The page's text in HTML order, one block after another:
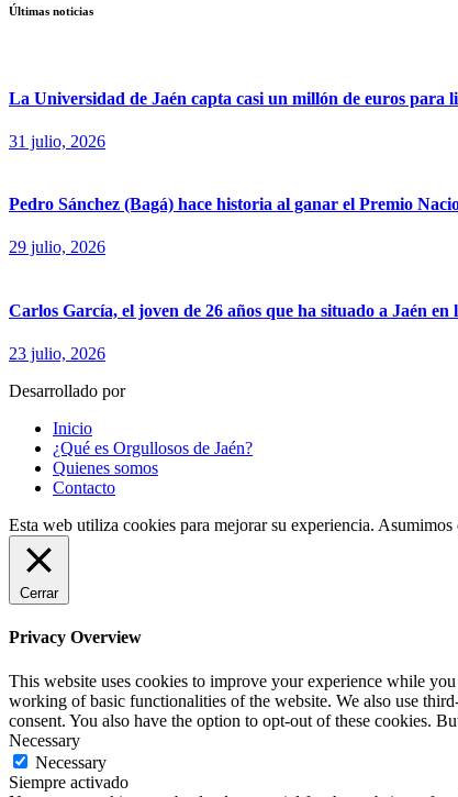
Últimas noticias
La Universidad de Jaén capta casi un millón de euros para
31 julio, 2026
Pedro Sánchez (Bagá) hace historia al ganar el Premio
29 julio, 2026
Carlos García, el joven de 26 años que ha situado a Jaén en
23 julio, 2026
Desarrollado por
Inicio
¿Qué es Orgullosos de Jaén?
Quienes somos
Contacto
Esta web utiliza cookies para mejorar su experiencia.
Cerrar
Privacy Overview
This website uses cookies to improve your experience while
working of basic functionalities of the website. We also use
consent. You also have the option to opt-out of these cookies.
Necessary
Necessary
Siempre activado